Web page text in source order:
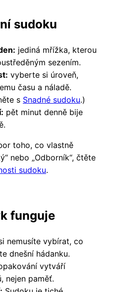
sudoku
jediná mřížka, kterou
sezením.
vyberte si úroveň,
času a náladě.
s Snadné sudoku.)
pět minut denně bije
toho, co vlastně
nebo „Odborník“, čtěte
sudoku.
funguje
nemusíte vybírat, co
dnešní hádanku.
vytváří
nejen paměť.